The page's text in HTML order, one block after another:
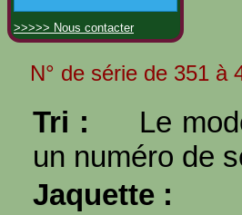
>>>>> Nous contacter
N° de série de 351 à
Tri :
Le
un numéro de
Jaquette :